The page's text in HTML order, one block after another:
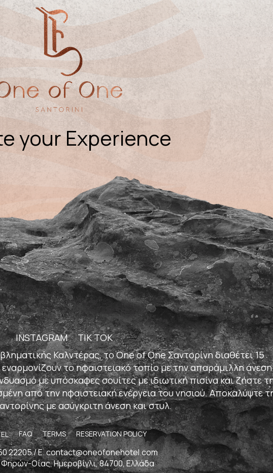
your Experience
INSTAGRAM
TIK TOK
Καλντέρας, το One of One Σαντορίνη διαθέτει 15
το ηφαιστειακό τοπίο με την απαράμιλλη
με υπόσκαφες σουίτες με ιδιωτική πισίνα και ζήστε
από την ηφαιστειακή ενέργεια του νησιού. Αποκαλύψτε
με ασύγκριτη άνεση και στυλ.
EL FAQ TERMS RESERVATION POLICY
22205/ E.contact@oneofonehotel.com
Οίας, Ημεροβίγλι, 84700, Ελλάδα